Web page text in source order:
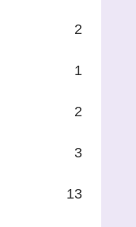
2
1
2
3
13